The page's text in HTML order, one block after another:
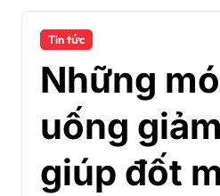
Tin tức
Những
uống
giúp đốt